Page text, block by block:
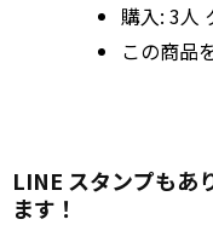
購入: 3人
この商品
LINE スタンプもあ
ます！